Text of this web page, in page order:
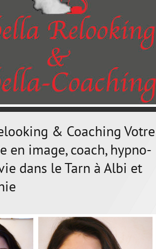
& Coaching Votre
en image, coach, hypno-
dans le Tarn à Albi et